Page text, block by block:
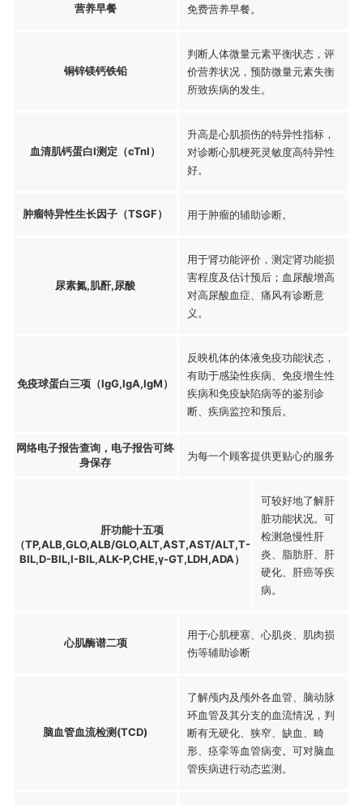
营养早餐 免费营养早餐。
铜锌镁钙铁铅
判断人体微量元素平衡状态，评
价营养状况，预防微量元素失衡
所致疾病的发生。
血清肌钙蛋白I测定（cTnI）
升高是心肌损伤的特异性指标，
对诊断心肌梗死灵敏度高特异性
好。
肿瘤特异性生长因子（TSGF） 用于肿瘤的辅助诊断。
尿素氮,肌酐,尿酸
用于肾功能评价，测定肾功能损
害程度及估计预后；血尿酸增高
对高尿酸血症、痛风有诊断意
义。
免疫球蛋白三项（IgG,IgA,IgM）
反映机体的体液免疫功能状态，
有助于感染性疾病、免疫增生性
疾病和免疫缺陷病等的鉴别诊
断、疾病监控和预后。
网络电子报告查询，电子报告可终
身保存
为每一个顾客提供更贴心的服务
肝功能十五项
（TP,ALB,GLO,ALB/GLO,ALT,AST,AST/ALT,T-
BIL,D-BIL,I-BIL,ALK-P,CHE,γ-GT,LDH,ADA）
可较好地了解肝
脏功能状况。可
检测急慢性肝
炎、脂肪肝、肝
硬化、肝癌等疾
病。
心肌酶谱二项
用于心肌梗塞、心肌炎、肌肉损
伤等辅助诊断
脑血管血流检测(TCD)
了解颅内及颅外各血管、脑动脉
环血管及其分支的血流情况，判
断有无硬化、狭窄、缺血、畸
形、痉挛等血管病变。可对脑血
管疾病进行动态监测。